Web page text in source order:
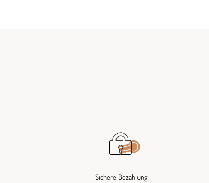
Sichere Bezahlung